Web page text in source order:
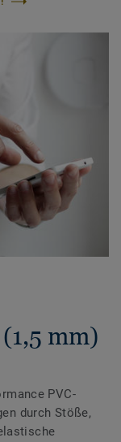
mm)
PVC-
durch Stöße,